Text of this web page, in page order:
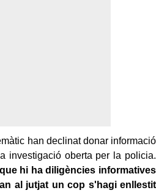
han declinat donar informació
investigació oberta per la policia.
hi ha diligències informatives
al jutjat un cop s'hagi enllestit